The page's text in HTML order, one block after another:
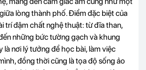
lòng thành phố. Điểm đặc biệt của
trí đậm chất nghệ thuật: từ đĩa than,
những bức tường gạch và khung
là nơi lý tưởng để học bài, làm việc
đồng thời cũng là tọa độ sống ảo